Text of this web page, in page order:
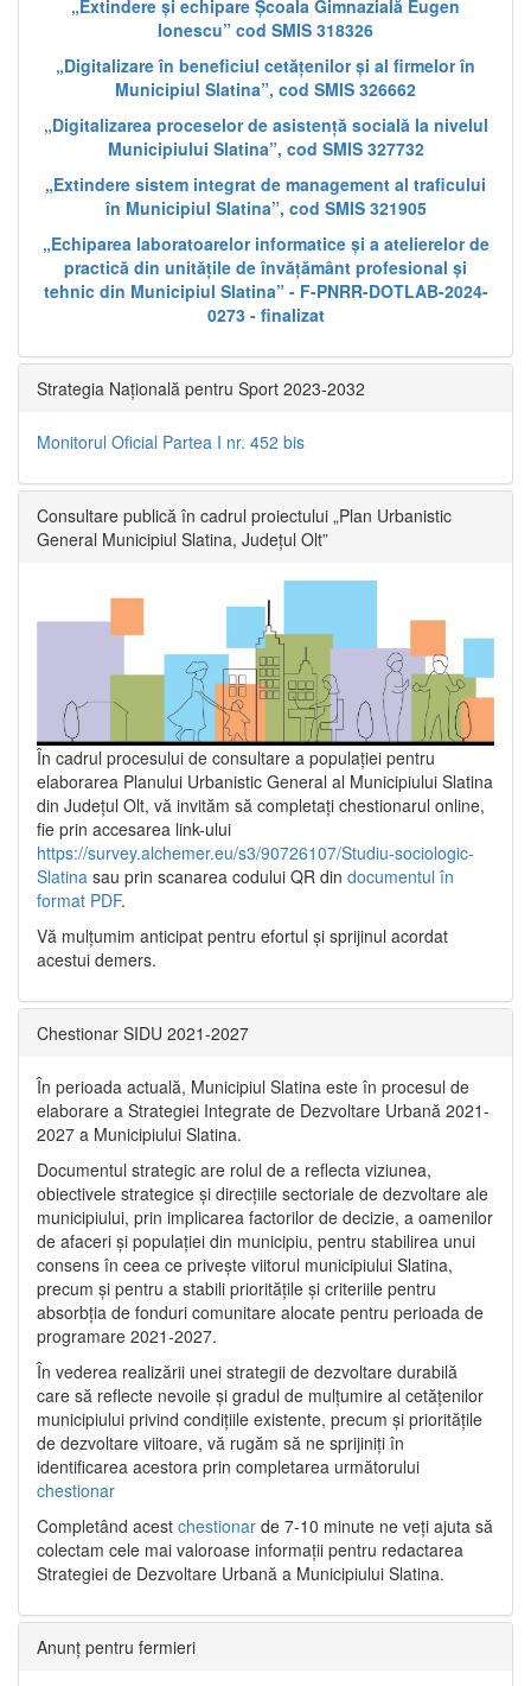
„Extindere și echipare Școala Gimnazială Eugen
Ionescu” cod SMIS 318326
„Digitalizare în beneficiul cetățenilor și al firmelor în
Municipiul Slatina”, cod SMIS 326662
„Digitalizarea proceselor de asistență socială la nivelul
Municipiului Slatina”, cod SMIS 327732
„Extindere sistem integrat de management al traficului
în Municipiul Slatina”, cod SMIS 321905
„Echiparea laboratoarelor informatice și a atelierelor de
practică din unitățile de învățământ profesional și
tehnic din Municipiul Slatina” - F-PNRR-DOTLAB-2024-
0273 - finalizat
Strategia Națională pentru Sport 2023-2032
Monitorul Oficial Partea I nr. 452 bis
Consultare publică în cadrul proiectului „Plan Urbanistic
General Municipiul Slatina, Județul Olt”
În cadrul procesului de consultare a populaţiei pentru
elaborarea Planului Urbanistic General al Municipiului Slatina
din Județul Olt, vă invităm să completați chestionarul online,
fie prin accesarea link-ului
https://survey.alchemer.eu/s3/90726107/Studiu-sociologic-
Slatina sau prin scanarea codului QR din documentul în
format PDF.
Vă mulţumim anticipat pentru efortul şi sprijinul acordat
acestui demers.
Chestionar SIDU 2021-2027
În perioada actuală, Municipiul Slatina este în procesul de
elaborare a Strategiei Integrate de Dezvoltare Urbană 2021‐
2027 a Municipiului Slatina.
Documentul strategic are rolul de a reflecta viziunea,
obiectivele strategice și direcțiile sectoriale de dezvoltare ale
municipiului, prin implicarea factorilor de decizie, a oamenilor
de afaceri și populației din municipiu, pentru stabilirea unui
consens în ceea ce privește viitorul municipiului Slatina,
precum și pentru a stabili prioritățile și criteriile pentru
absorbția de fonduri comunitare alocate pentru perioada de
programare 2021-2027.
În vederea realizării unei strategii de dezvoltare durabilă
care să reflecte nevoile și gradul de mulțumire al cetățenilor
municipiului privind condițiile existente, precum și prioritățile
de dezvoltare viitoare, vă rugăm să ne sprijiniți în
identificarea acestora prin completarea următorului
chestionar
Completând acest chestionar de 7-10 minute ne veți ajuta să
colectam cele mai valoroase informații pentru redactarea
Strategiei de Dezvoltare Urbană a Municipiului Slatina.
Anunț pentru fermieri